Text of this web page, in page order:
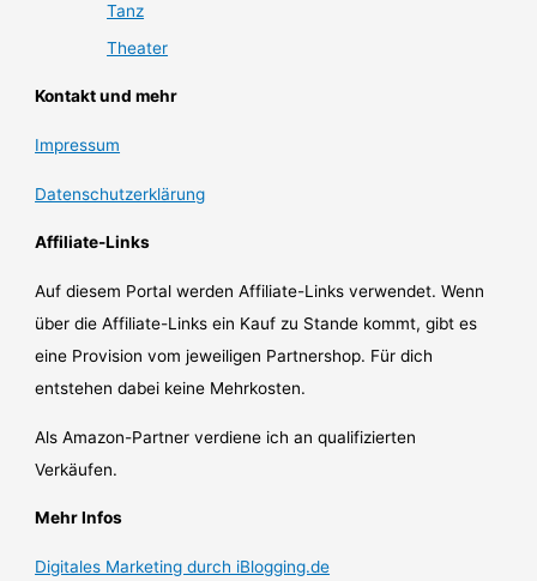
Tanz
Theater
Kontakt und mehr
Impressum
Datenschutzerklärung
Affiliate-Links
Auf diesem Portal werden Affiliate-Links verwendet. Wenn
über die Affiliate-Links ein Kauf zu Stande kommt, gibt es
eine Provision vom jeweiligen Partnershop. Für dich
entstehen dabei keine Mehrkosten.
Als Amazon-Partner verdiene ich an qualifizierten
Verkäufen.
Mehr Infos
Digitales Marketing durch iBlogging.de